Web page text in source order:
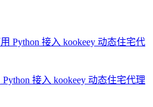
接入 kookeey 动态住宅代理